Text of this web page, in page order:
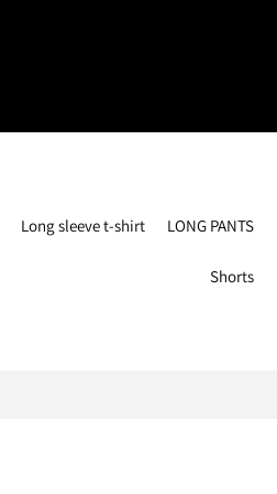
Long sleeve t-shirt LONG PANTS
Shorts